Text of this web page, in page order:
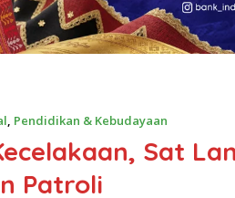
, Pendidikan & Kebudayaan
Sat
Patroli